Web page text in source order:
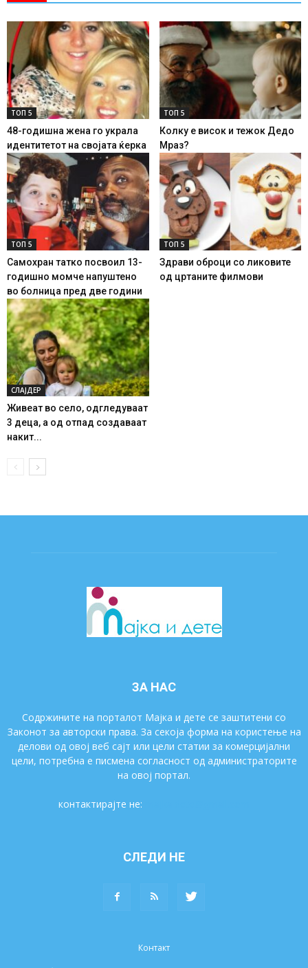
ТОП 5
48-годишна жена го украла
идентитетот на својата ќерка
ТОП 5
Колку е висок и тежок Дедо
Мраз?
ТОП 5
Самохран татко посвоил 13-
годишно момче напуштено
во болница пред две години
ТОП 5
Здрави оброци со ликовите
од цртаните филмови
СЛАЈДЕР
Живеат во село, одгледуваат
3 деца, а од отпад создаваат
накит...
ЗА НАС
Содржините на порталот Мајка и дете се заштитени со
Законот за авторски права. За секоја форма на користење на
делови од овој веб сајт или цели статии за комерцијални
цели, потребна е писмена согласност од администраторите
на овој портал.
контактирајте не:
СЛЕДИ НЕ
Контакт